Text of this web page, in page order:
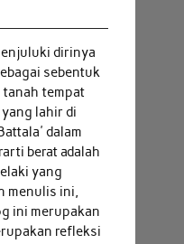
dirinya
sebentuk
tanah tempat
lahir di
dalam
berat adalah
yang
menulis ini,
ini merupakan
refleksi